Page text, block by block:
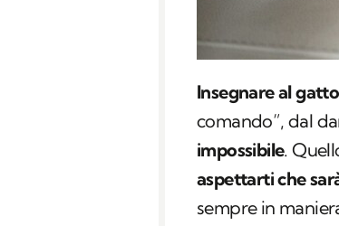
Insegnare al
comando”, dal
impossibile.
aspettarti che
sempre in